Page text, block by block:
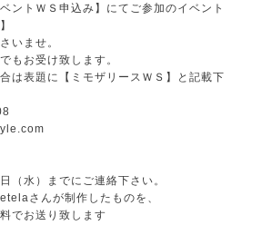
ントＷＳ申込み】にてご参加のイベント
いませ。
もお受け致します。
は表題に【ミモザリースＷＳ】と記載下
（水）までにご連絡下さい。
さんが制作したものを、
でお送り致します